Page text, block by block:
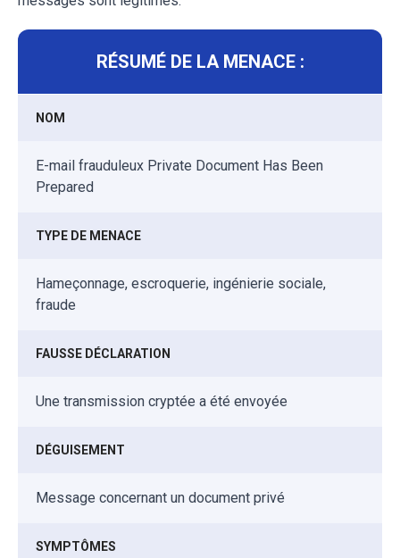
RÉSUMÉ DE LA MENACE :
NOM
E-mail frauduleux Private Document Has Been
Prepared
TYPE DE MENACE
Hameçonnage, escroquerie, ingénierie sociale,
fraude
FAUSSE DÉCLARATION
Une transmission cryptée a été envoyée
DÉGUISEMENT
Message concernant un document privé
SYMPTÔMES